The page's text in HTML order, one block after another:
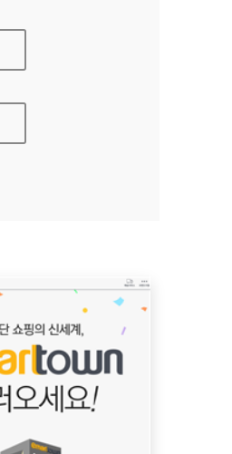
(모바일웹) 홈페이지